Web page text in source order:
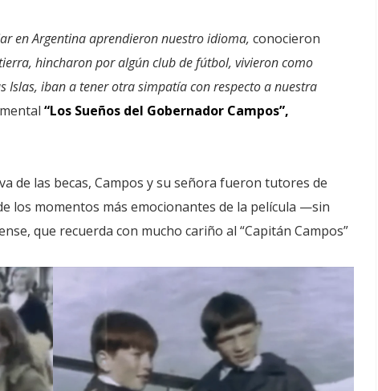
en Argentina aprendieron nuestro idioma, conocieron
hincharon por algún club de fútbol, vivieron como
Islas, iban a tener otra simpatía con respecto a nuestra
“Los Sueños del Gobernador Campos”,
de las becas, Campos y su señora fueron tutores de
los momentos más emocionantes de la película —sin
que recuerda con mucho cariño al “Capitán Campos”